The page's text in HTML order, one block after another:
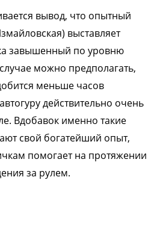
вывод, что опытный
выставляет
завышенный по уровню
можно предполагать,
меньше часов
действительно очень
Вдобавок именно такие
свой богатейший опыт,
помогает на протяжении
за рулем.